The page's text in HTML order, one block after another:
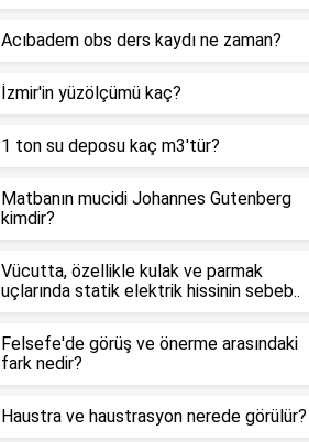
Acıbadem obs ders kaydı ne zaman?
İzmir'in yüzölçümü kaç?
1 ton su deposu kaç m3'tür?
Matbanın mucidi Johannes Gutenberg
kimdir?
Vücutta, özellikle kulak ve parmak
uçlarında statik elektrik hissinin sebeb..
Felsefe'de görüş ve önerme arasındaki
fark nedir?
Haustra ve haustrasyon nerede görülür?